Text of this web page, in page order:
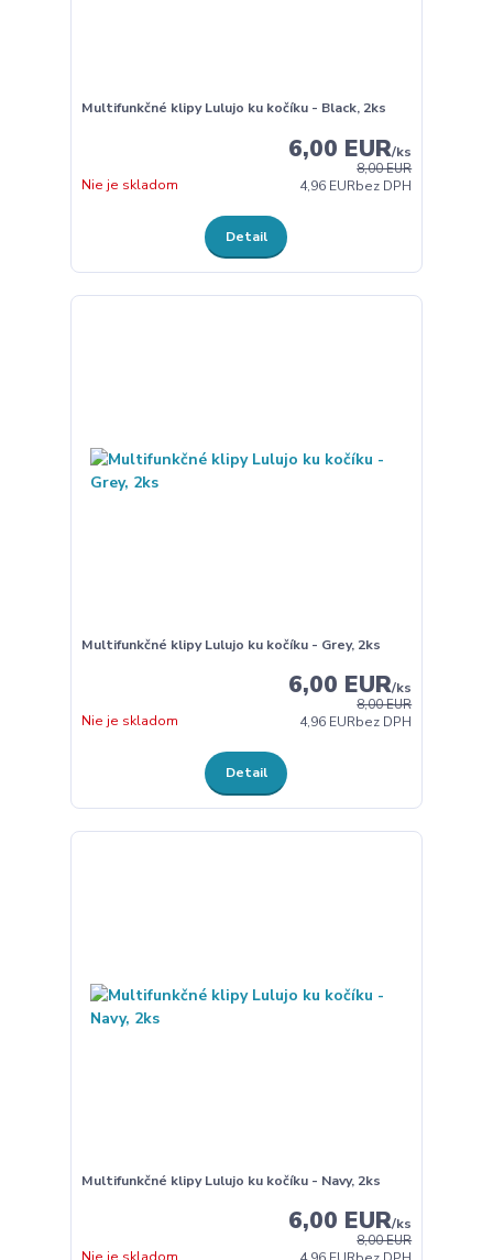
Multifunkčné klipy Lulujo ku kočíku - Black, 2ks
8,00 EUR
6,00 EUR/ks
4,96 EURbez DPH
Nie je skladom
Detail
Multifunkčné klipy Lulujo ku kočíku - Grey, 2ks
8,00 EUR
6,00 EUR/ks
4,96 EURbez DPH
Nie je skladom
Detail
Multifunkčné klipy Lulujo ku kočíku - Navy, 2ks
8,00 EUR
6,00 EUR/ks